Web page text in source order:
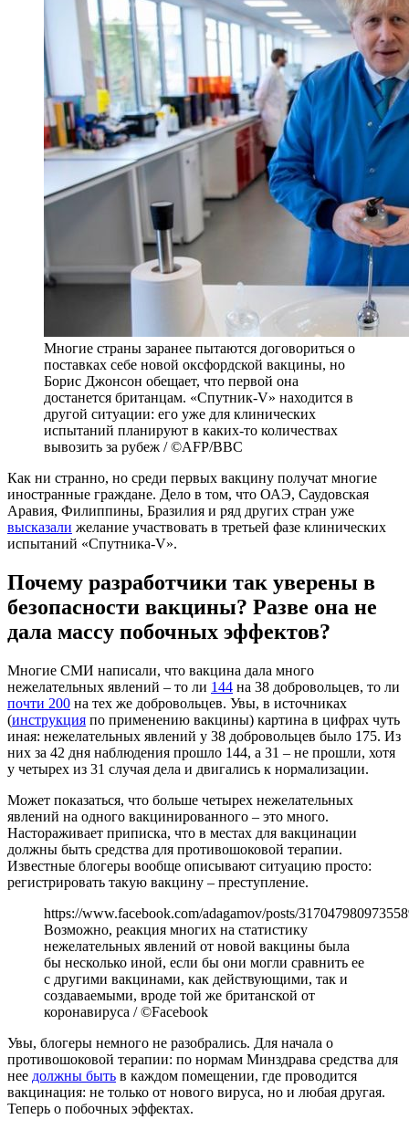
Многие страны заранее пытаются договориться о
поставках себе новой оксфордской вакцины, но
Борис Джонсон обещает, что первой она
достанется британцам. «Спутник-V» находится в
другой ситуации: его уже для клинических
испытаний планируют в каких-то количествах
вывозить за рубеж / ©AFP/BBC
Как ни странно, но среди первых вакцину получат многие
иностранные граждане. Дело в том, что ОАЭ, Саудовская
Аравия, Филиппины, Бразилия и ряд других стран уже
высказали желание участвовать в третьей фазе клинических
испытаний «Спутника-V».
Почему разработчики так уверены в
безопасности вакцины? Разве она не
дала массу побочных эффектов?
Многие СМИ написали, что вакцина дала много
нежелательных явлений – то ли 144 на 38 добровольцев, то ли
почти 200 на тех же добровольцев. Увы, в источниках
(инструкция по применению вакцины) картина в цифрах чуть
иная: нежелательных явлений у 38 добровольцев было 175. Из
них за 42 дня наблюдения прошло 144, а 31 – не прошли, хотя
у четырех из 31 случая дела и двигались к нормализации.
Может показаться, что больше четырех нежелательных
явлений на одного вакцинированного – это много.
Настораживает приписка, что в местах для вакцинации
должны быть средства для противошоковой терапии.
Известные блогеры вообще описывают ситуацию просто:
регистрировать такую вакцину – преступление.
https://www.facebook.com/adagamov/posts/
Возможно, реакция многих на статистику
нежелательных явлений от новой вакцины была
бы несколько иной, если бы они могли сравнить ее
с другими вакцинами, как действующими, так и
создаваемыми, вроде той же британской от
коронавируса / ©Facebook
Увы, блогеры немного не разобрались. Для начала о
противошоковой терапии: по нормам Минздрава средства для
нее должны быть в каждом помещении, где проводится
вакцинация: не только от нового вируса, но и любая другая.
Теперь о побочных эффектах.